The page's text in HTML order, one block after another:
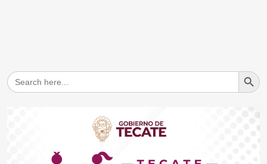
Search
for:
Search